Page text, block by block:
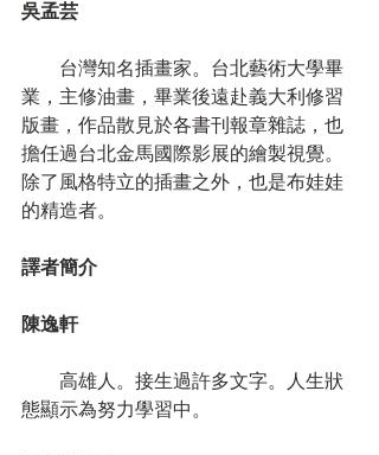
吳孟芸
台灣知名插畫家。台北藝術大學畢
業，主修油畫，畢業後遠赴義大利修習
版畫，作品散見於各書刊報章雜誌，也
擔任過台北金馬國際影展的繪製視覺。
除了風格特立的插畫之外，也是布娃娃
的精造者。
譯者簡介
陳逸軒
高雄人。接生過許多文字。人生狀
態顯示為努力學習中。